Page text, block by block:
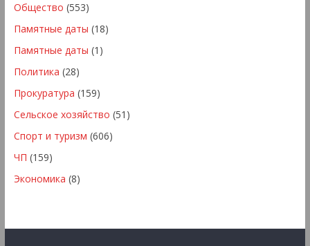
Общество (553)
Памятные даты (18)
Памятные даты (1)
Политика (28)
Прокуратура (159)
Сельское хозяйство (51)
Спорт и туризм (606)
ЧП (159)
Экономика (8)